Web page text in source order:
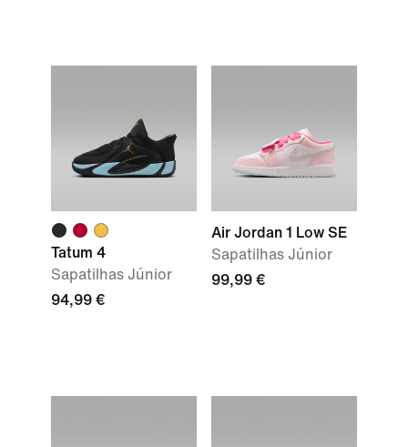
Tatum 4
Sapatilhas Júnior
94,99 €
Air Jordan 1 Low SE
Sapatilhas Júnior
99,99 €